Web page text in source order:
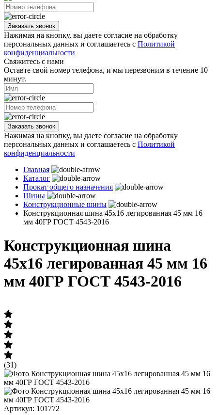
Заказать звонок
Нажимая на кнопку, вы даете согласие на обработку
персональных данных и соглашаетесь с Политикой
конфиденциальности
Свяжитесь с нами
Оставте свой номер телефона, и мы перезвоним в течение 10
минут.
Заказать звонок
Нажимая на кнопку, вы даете согласие на обработку
персональных данных и соглашаетесь с Политикой
конфиденциальности
Главная
Каталог
Прокат общего назначения
Шины
Конструкционные шины
Конструкционная шина 45х16 легированная 45 мм 16
мм 40ГР ГОСТ 4543-2016
Конструкционная шина
45х16 легированная 45 мм 16
мм 40ГР ГОСТ 4543-2016
(31)
Артикул: 101772